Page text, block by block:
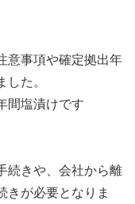
意事項や確定拠出年
た。
間塩漬けです
続きや、会社から離
きが必要となりま